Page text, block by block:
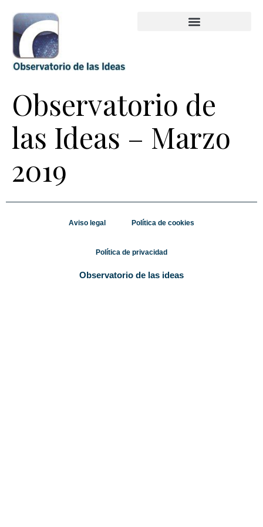
Observatorio de
las Ideas – Marzo
2019
Aviso legal Política de cookies
Política de privacidad
Observatorio de las ideas